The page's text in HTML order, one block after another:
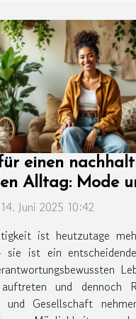
für einen
Alltag: Mode
Juni 2025 10:42
ist heutzutage
sie ist ein
und dennoch
und Gesellschaft